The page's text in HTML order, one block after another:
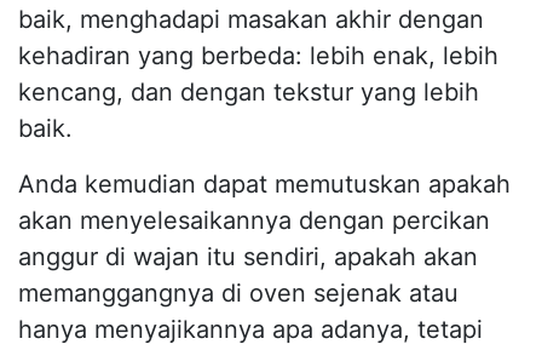
baik, menghadapi masakan akhir dengan
kehadiran yang berbeda: lebih enak, lebih
kencang, dan dengan tekstur yang lebih
baik.
Anda kemudian dapat memutuskan apakah
akan menyelesaikannya dengan percikan
anggur di wajan itu sendiri, apakah akan
memanggangnya di oven sejenak atau
hanya menyajikannya apa adanya, tetapi